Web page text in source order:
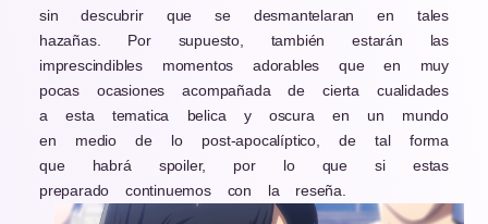
sin descubrir que se desmantelaran en tales
hazañas. Por supuesto, también estarán las
imprescindibles momentos adorables que en muy
pocas ocasiones acompañada de cierta cualidades
a esta tematica belica y oscura en un mundo
en medio de lo post-apocalíptico, de tal forma
que habrá spoiler, por lo que si estas
preparado continuemos con la reseña.